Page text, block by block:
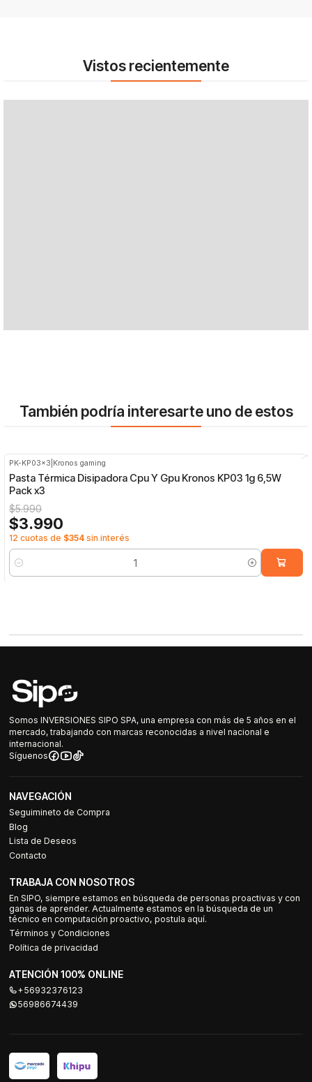
Vistos recientemente
También podría interesarte uno de estos
PK-KP03x3 Kronos gaming
Pasta Térmica Disipadora Cpu Y Gpu Kronos KP03 1g 6,5W
Pack x3
$5.990
$3.990
12 cuotas de $354 sin interés
Cantidad
Somos INVERSIONES SIPO SPA, una empresa con más de 5 años en el
mercado, trabajando con marcas reconocidas a nivel nacional e
internacional.
Síguenos
NAVEGACIÓN
Seguimineto de Compra
Blog
Lista de Deseos
Contacto
TRABAJA CON NOSOTROS
En SIPO, siempre estamos en búsqueda de personas proactivas y con
ganas de aprender. Actualmente estamos en la búsqueda de un
técnico en computación proactivo, postula aquí.
Términos y Condiciones
Política de privacidad
ATENCIÓN 100% ONLINE
+56932376123
56986674439